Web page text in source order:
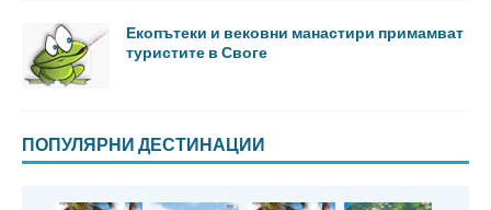
Екопътеки и вековни манастири примамват
туристите в Своге
ПОПУЛЯРНИ ДЕСТИНАЦИИ